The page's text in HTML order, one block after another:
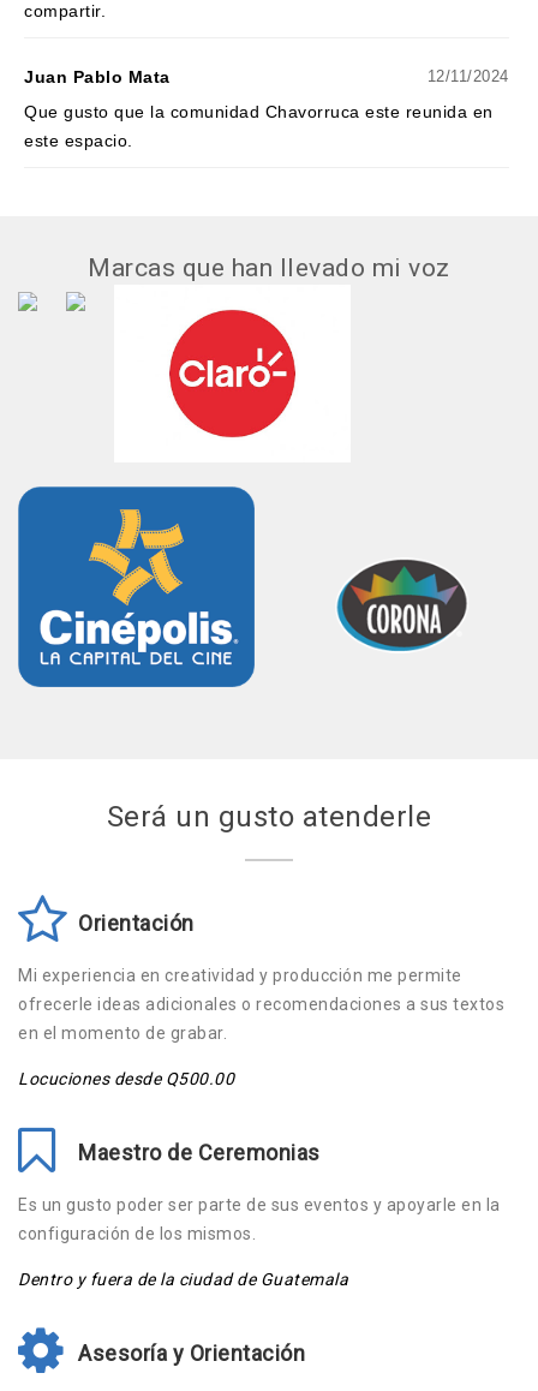
compartir.
Juan Pablo Mata 12/11/2024
Que gusto que la comunidad Chavorruca este reunida en
este espacio.
Marcas que han llevado mi voz
Será un gusto atenderle
Orientación
Mi experiencia en creatividad y producción me permite
ofrecerle ideas adicionales o recomendaciones a sus textos
en el momento de grabar.
Locuciones desde Q500.00
Maestro de Ceremonias
Es un gusto poder ser parte de sus eventos y apoyarle en la
configuración de los mismos.
Dentro y fuera de la ciudad de Guatemala
Asesoría y Orientación